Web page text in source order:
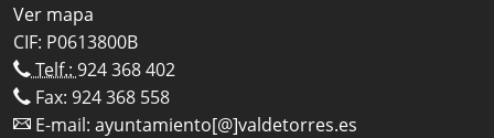
Ver mapa
CIF: P0613800B
Telf.: 924 368 402
Fax: 924 368 558
E-mail: ayuntamiento[@]valdetorres.es